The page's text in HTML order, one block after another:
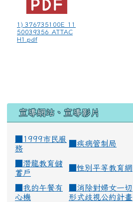
1) 376735100E_11
50039356_ATTAC
H1.pdf
宣導網站、宣導影片
■1999市民服
務
疾病管制局
潛龍教育儲
蓄戶
性別平等教育網
我的午餐有
心機
消除對婦女一切
形式歧視公約計畫